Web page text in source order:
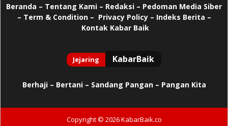
Beranda – Tentang Kami – Redaksi – Pedoman Media Siber
– Term & Condition – Privacy Policy– Indeks Berita –
Kontak Kabar Baik
Berhaji– Bertani – Sandang Pangan – Pangan Kita